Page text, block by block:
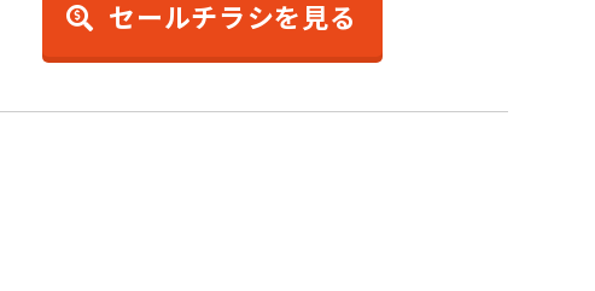
セールチラシを見る